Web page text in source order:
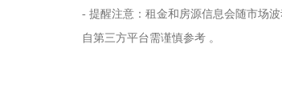
- 提醒注意：租金和房源信息会随市场
自第三方平台需谨慎参考 。